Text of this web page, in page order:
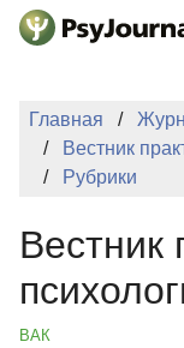
Перейти к
Главная
Вестник
Рубрики
Вестник
ВАК